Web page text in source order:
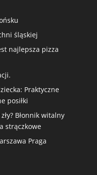
śląskiej
najlepsza pizza
Praktyczne
posiłki
Błonnik witalny
strączkowe
Praga